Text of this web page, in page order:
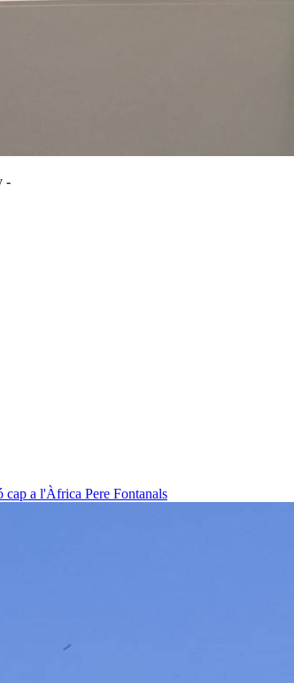
-
cap a l'Àfrica Pere Fontanals